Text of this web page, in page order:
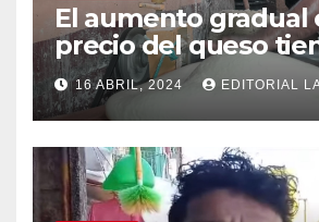
El aumento gradual
precio del queso
efectos a las
16 ABRIL, 2024 EDITORIAL